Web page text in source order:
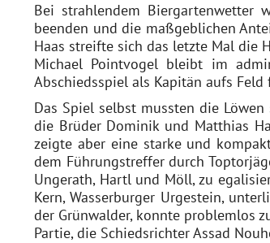
Bei strahlendem Biergartenwetter
beenden und die maßgeblichen
Haas streifte sich das letzte Mal die
Michael Pointvogel bleibt im
Abschiedsspiel als Kapitän aufs
Das Spiel selbst mussten die
die Brüder Dominik und Matthias
zeigte aber eine starke und
dem Führungstreffer durch
Ungerath, Hartl und Möll, zu
Kern, Wasserburger Urgestein,
der Grünwalder, konnte problemlos
Partie, die Schiedsrichter Assad